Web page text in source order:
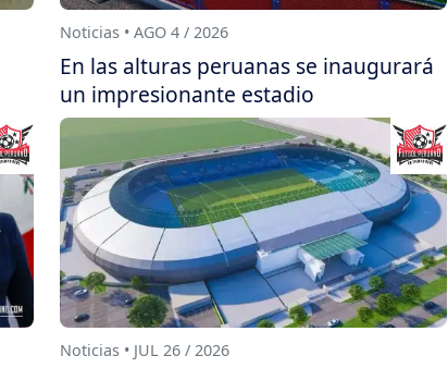
Noticias • AGO 4 / 2026
En las alturas peruanas se inaugurará
un impresionante estadio
Noticias • JUL 26 / 2026